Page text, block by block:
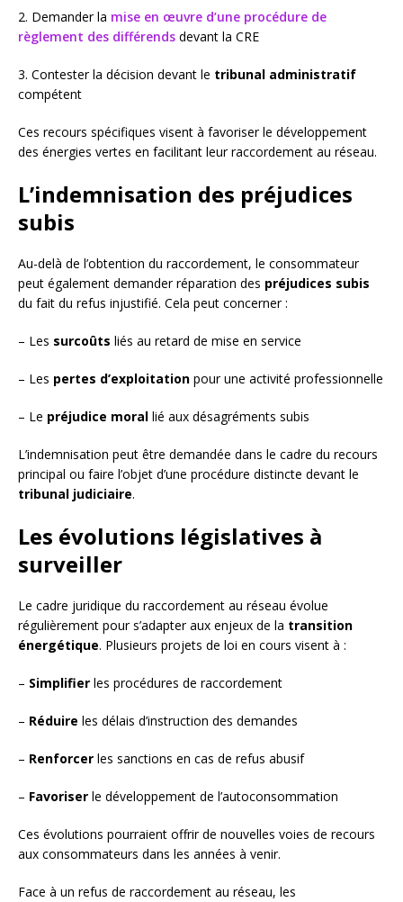
2. Demander la mise en œuvre d’une procédure de
règlement des différends devant la CRE
3. Contester la décision devant le tribunal administratif
compétent
Ces recours spécifiques visent à favoriser le développement
des énergies vertes en facilitant leur raccordement au réseau.
L’indemnisation des préjudices
subis
Au-delà de l’obtention du raccordement, le consommateur
peut également demander réparation des préjudices subis
du fait du refus injustifié. Cela peut concerner :
– Les surcoûts liés au retard de mise en service
– Les pertes d’exploitation pour une activité professionnelle
– Le préjudice moral lié aux désagréments subis
L’indemnisation peut être demandée dans le cadre du recours
principal ou faire l’objet d’une procédure distincte devant le
tribunal judiciaire.
Les évolutions législatives à
surveiller
Le cadre juridique du raccordement au réseau évolue
régulièrement pour s’adapter aux enjeux de la transition
énergétique. Plusieurs projets de loi en cours visent à :
– Simplifier les procédures de raccordement
– Réduire les délais d’instruction des demandes
– Renforcer les sanctions en cas de refus abusif
– Favoriser le développement de l’autoconsommation
Ces évolutions pourraient offrir de nouvelles voies de recours
aux consommateurs dans les années à venir.
Face à un refus de raccordement au réseau, les